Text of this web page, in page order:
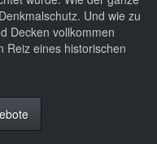
Und wie zu
Decken vollkommen
Reiz eines historischen